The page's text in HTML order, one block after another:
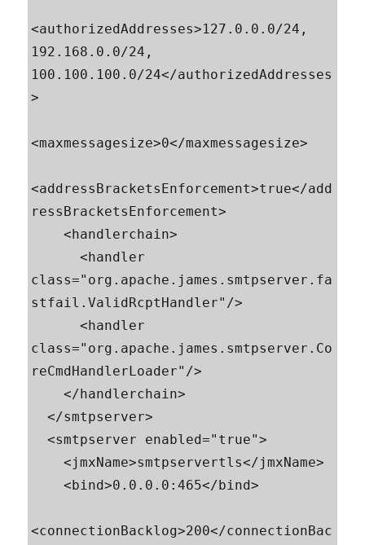
<authorizedAddresses>127.0.0.0/24,
192.168.0.0/24,
100.100.100.0/24</authorizedAddresses
>
<maxmessagesize>0</maxmessagesize>
<addressBracketsEnforcement>true</add
ressBracketsEnforcement>
    <handlerchain>
      <handler
class="org.apache.james.smtpserver.fa
stfail.ValidRcptHandler"/>
      <handler
class="org.apache.james.smtpserver.Co
reCmdHandlerLoader"/>
    </handlerchain>
  </smtpserver>
  <smtpserver enabled="true">
    <jmxName>smtpservertls</jmxName>
    <bind>0.0.0.0:465</bind>
<connectionBacklog>200</connectionBac